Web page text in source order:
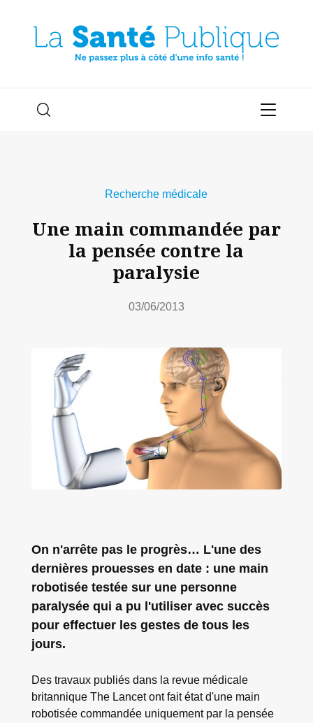
Recherche médicale
Une main commandée par
la pensée contre la
paralysie
03/06/2013
On n'arrête pas le progrès… L'une des
dernières prouesses en date : une main
robotisée testée sur une personne
paralysée qui a pu l'utiliser avec succès
pour effectuer les gestes de tous les
jours.
Des travaux publiés dans la revue médicale
britannique The Lancet ont fait état d'une main
robotisée commandée uniquement par la pensée